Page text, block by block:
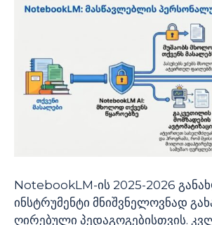
NotebookLM-ის 2025-2026
ინსტრუმენტი მნიშვნელოვნად
ღირებული პედაგოგებისთვის.